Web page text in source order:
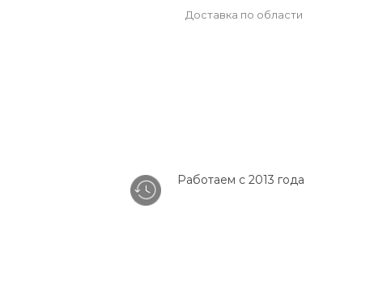
Доставка по области
Работаем с 2013 года